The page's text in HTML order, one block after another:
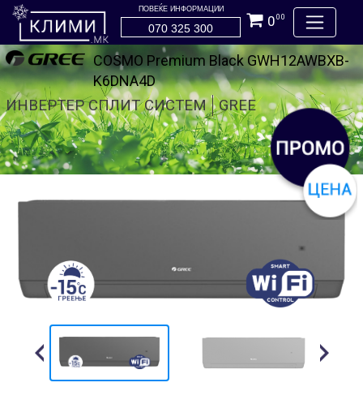
ПОВЕЌЕ ИНФОРМАЦИИ
070 325 300 000
COSMO Premium Black GWH12AWBXB-
K6DNA4D
ИНВЕРТЕР СПЛИТ СИСТЕМ GREE
Previous Next